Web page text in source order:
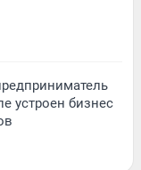
устроен бизнес